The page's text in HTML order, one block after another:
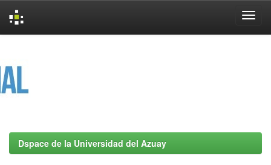
Dspace de la Universidad del Azuay